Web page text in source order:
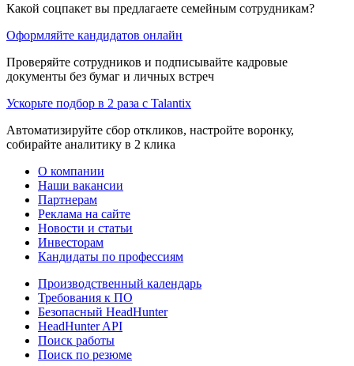
Какой соцпакет вы предлагаете семейным сотрудникам?
Оформляйте кандидатов онлайн
Проверяйте сотрудников и подписывайте кадровые
документы без бумаг и личных встреч
Ускорьте подбор в 2 раза с Talantix
Автоматизируйте сбор откликов, настройте воронку,
собирайте аналитику в 2 клика
О компании
Наши вакансии
Партнерам
Реклама на сайте
Новости и статьи
Инвесторам
Кандидаты по профессиям
Производственный календарь
Требования к ПО
Безопасный HeadHunter
HeadHunter API
Поиск работы
Поиск по резюме